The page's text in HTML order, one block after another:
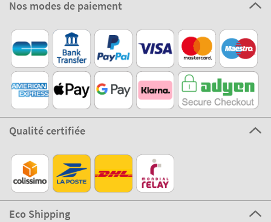
Nos modes de paiement
Qualité certifiée
Eco Shipping